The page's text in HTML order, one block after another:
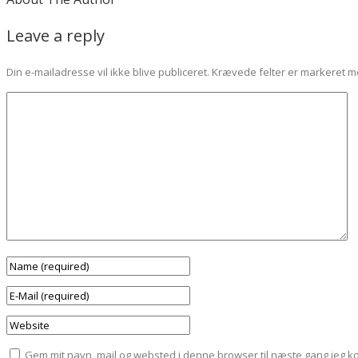
Leave a reply
Din e-mailadresse vil ikke blive publiceret. Krævede felter er markeret
Gem mit navn, mail og websted i denne browser til næste gang jeg